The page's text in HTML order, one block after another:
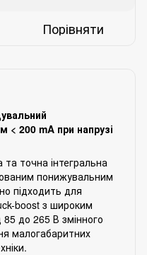
Порівняти
< 200 mA при напрузі
точна інтегральна
понижувальним
підходить для
boost з широким
85 до 265 В змінного
малогабаритних